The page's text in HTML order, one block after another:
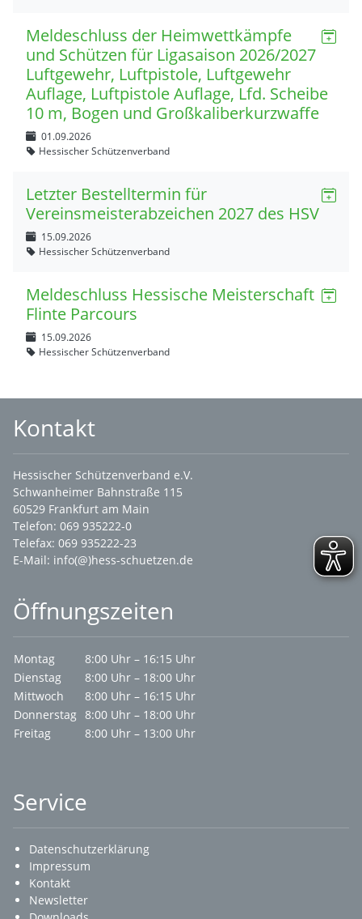
Meldeschluss der Heimwettkämpfe
und Schützen für Ligasaison 2026/2027
Luftgewehr, Luftpistole, Luftgewehr
Auflage, Luftpistole Auflage, Lfd. Scheibe
10 m, Bogen und Großkaliberkurzwaffe
01.09.2026
Hessischer Schützenverband
Letzter Bestelltermin für
Vereinsmeisterabzeichen 2027 des HSV
15.09.2026
Hessischer Schützenverband
Meldeschluss Hessische Meisterschaft
Flinte Parcours
15.09.2026
Hessischer Schützenverband
Kontakt
Hessischer Schützenverband e.V.
Schwanheimer Bahnstraße 115
60529 Frankfurt am Main
Telefon: 069 935222-0
Telefax: 069 935222-23
E-Mail: info(@)hess-schuetzen.de
Öffnungszeiten
Montag
8:00 Uhr – 16:15 Uhr
Dienstag
8:00 Uhr – 18:00 Uhr
Mittwoch
8:00 Uhr – 16:15 Uhr
Donnerstag 8:00 Uhr – 18:00 Uhr
Freitag
8:00 Uhr – 13:00 Uhr
Service
Datenschutzerklärung
Impressum
Kontakt
Newsletter